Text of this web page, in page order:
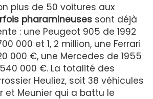
plus de 50 voitures aux
pharamineuses sont déjà
: une Peugeot 905 de 1992
000 et 1, 2 million, une Ferrari
000 €, une Mercedes de 1955
000 €. La totalité des
Heuliez, soit 38 véhicules
et Meunier qui a battu le